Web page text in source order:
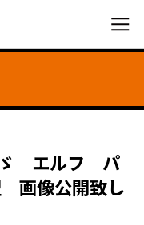
ゞ エルフ パ
像公開致し